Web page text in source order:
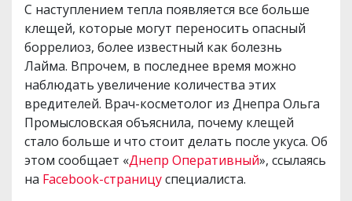
С наступлением тепла появляется все больше
клещей, которые могут переносить опасный
боррелиоз, более известный как болезнь
Лайма. Впрочем, в последнее время можно
наблюдать увеличение количества этих
вредителей. Врач-косметолог из Днепра Ольга
Промысловская объяснила, почему клещей
стало больше и что стоит делать после укуса. Об
этом сообщает «Днепр Оперативный», ссылаясь
на Facebook-страницуспециалиста.